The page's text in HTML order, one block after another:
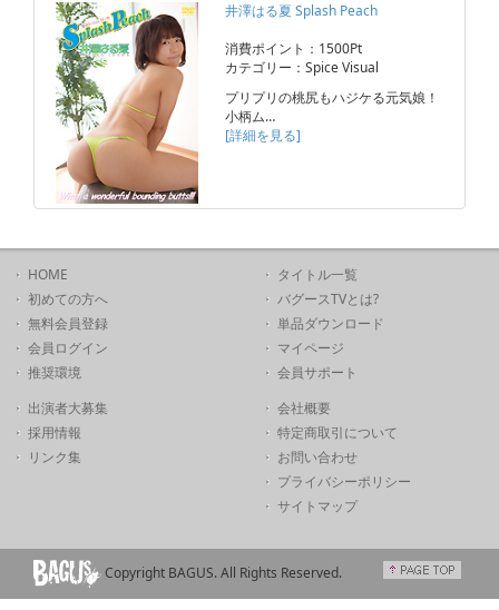
井澤はる夏 Splash Peach
消費ポイント：1500Pt
カテゴリー：Spice Visual
プリプリの桃尻もハジケる元気娘！
小柄ム…
[詳細を見る]
HOME
初めての方へ
無料会員登録
会員ログイン
推奨環境
タイトル一覧
バグースTVとは?
単品ダウンロード
マイページ
会員サポート
出演者大募集
採用情報
リンク集
会社概要
特定商取引について
お問い合わせ
プライバシーポリシー
サイトマップ
Copyright BAGUS. All Rights Reserved.